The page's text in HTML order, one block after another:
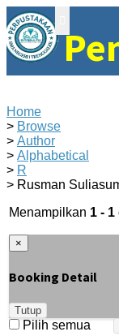
Home
Browse
Author
Alphabetical
R
Rusman
Menampilkan 1 - 1
×
Booking Detail
Tutup
Pilih semua